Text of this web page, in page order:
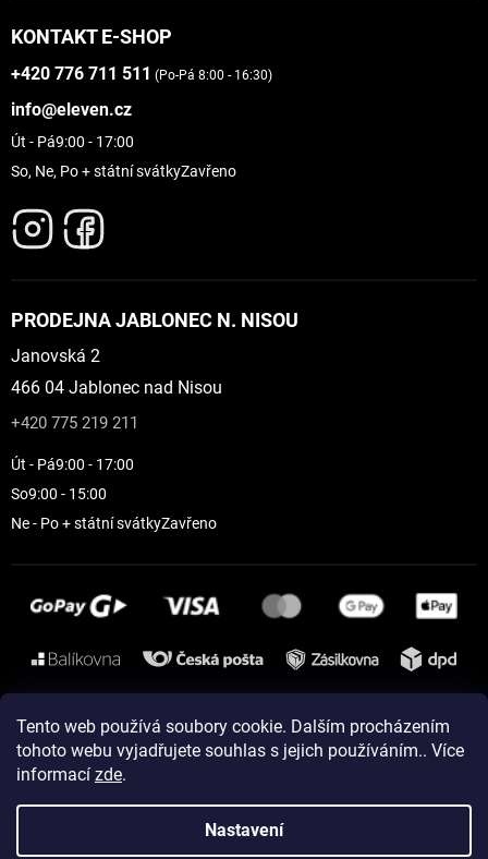
Tento web používá soubory cookie. Dalším procházením
tohoto webu vyjadřujete souhlas s jejich používáním.. Více
informací zde.
Nastavení
KONTAKT E-SHOP
+420 776 711 511 (Po-Pá 8:00 - 16:30)
info@eleven.cz
Út - Pá9:00 - 17:00
So, Ne, Po + státní svátkyZavřeno
PRODEJNA JABLONEC N. NISOU
Janovská 2
466 04 Jablonec nad Nisou
+420 775 219 211
Út - Pá9:00 - 17:00
So9:00 - 15:00
Ne - Po + státní svátkyZavřeno
Instagram
Vytvořil Shoptet